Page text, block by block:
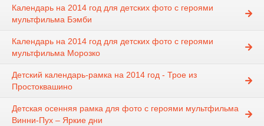
Календарь на 2014 год для детских фото с героями
мультфильма Бэмби
Календарь на 2014 год для детских фото с героями
мультфильма Морозко
Детский календарь-рамка на 2014 год - Трое из
Простоквашино
Детская осенняя рамка для фото с героями мультфильма
Винни-Пух – Яркие дни